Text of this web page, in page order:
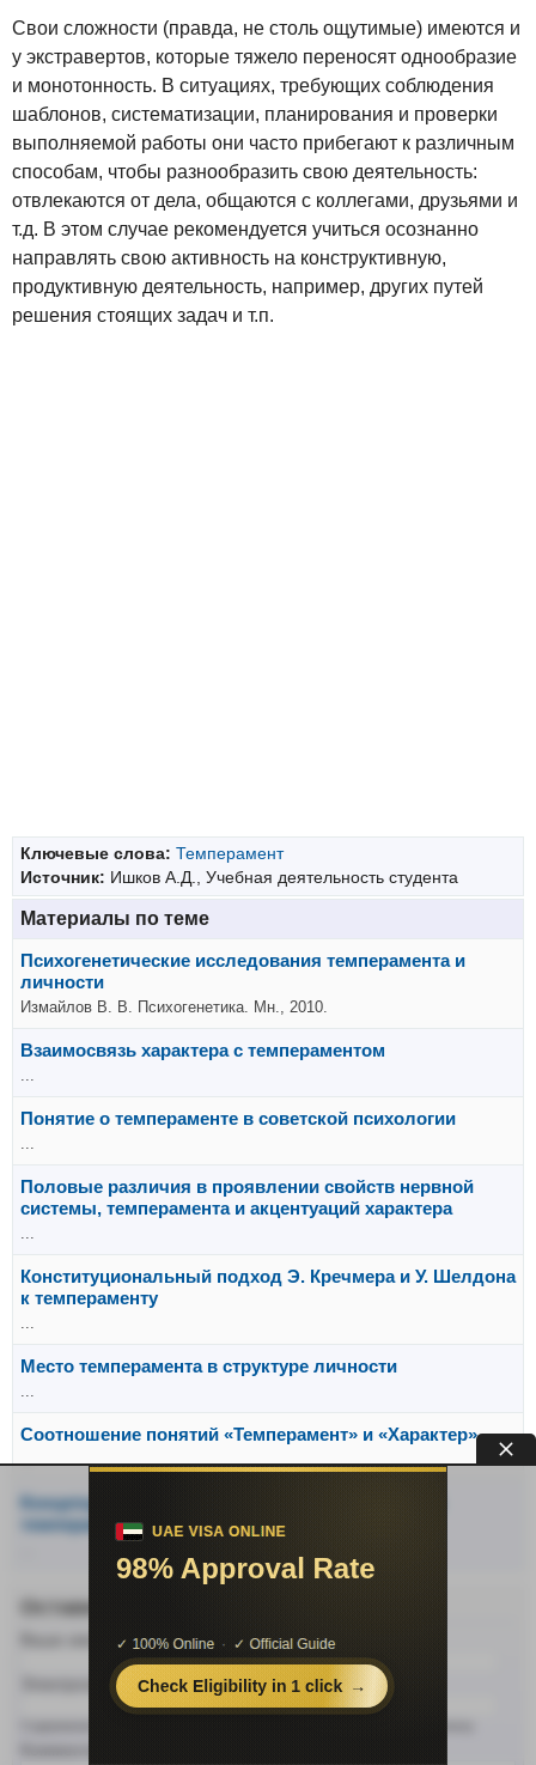
Свои сложности (правда, не столь ощутимые) имеются и
у экстравертов, которые тяжело переносят однообразие
и монотонность. В ситуациях, требующих соблюдения
шаблонов, систематизации, планирования и проверки
выполняемой работы они часто прибегают к различным
способам, чтобы разнообразить свою деятельность:
отвлекаются от дела, общаются с коллегами, друзьями и
т.д. В этом случае рекомендуется учиться осознанно
направлять свою активность на конструктивную,
продуктивную деятельность, например, других путей
решения стоящих задач и т.п.
Ключевые слова: Темперамент
Источник: Ишков А.Д., Учебная деятельность студента
Материалы по теме
Психогенетические исследования темперамента и
личности
Измайлов В. В. Психогенетика. Мн., 2010.
Взаимосвязь характера с темпераментом
...
Понятие о темпераменте в советской психологии
...
Половые различия в проявлении свойств нервной
системы, темперамента и акцентуаций характера
...
Конституциональный подход Э. Кречмера и У. Шелдона
к темпераменту
...
Место темперамента в структуре личности
...
Соотношение понятий «Темперамент» и «Характер»
...
Концепция И.П. Павлова и его учеников о типах
темперамента
Оставить комментарий
Электронная почта*